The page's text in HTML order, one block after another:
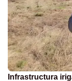
Infrastructura